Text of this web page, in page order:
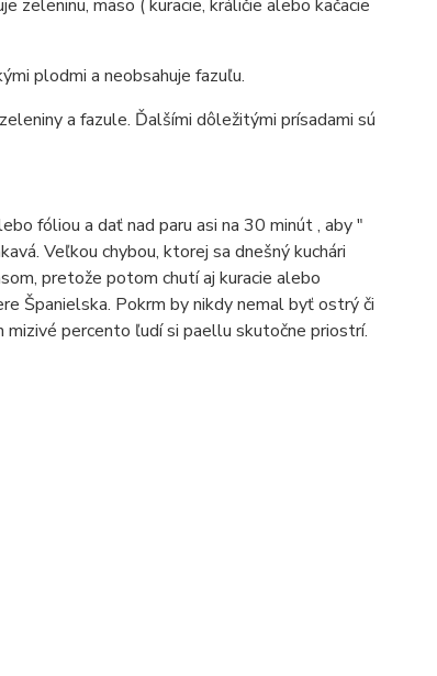
zeleninu, mäso ( kuracie, králičie alebo kačacie
plodmi a neobsahuje fazuľu.
a fazule. Ďalšími dôležitými prísadami sú
fóliou a dať nad paru asi na 30 minút , aby "
Veľkou chybou, ktorej sa dnešný kuchári
pretože potom chutí aj kuracie alebo
Španielska. Pokrm by nikdy nemal byť ostrý či
mizivé percento ľudí si paellu skutočne priostrí.